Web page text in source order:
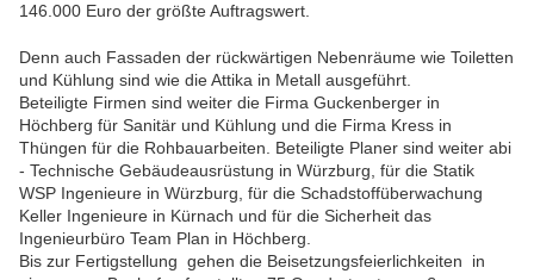
146.000 Euro der größte Auftragswert.
Denn auch Fassaden der rückwärtigen Nebenräume wie Toiletten
und Kühlung sind wie die Attika in Metall ausgeführt.
Beteiligte Firmen sind weiter die Firma Guckenberger in
Höchberg für Sanitär und Kühlung und die Firma Kress in
Thüngen für die Rohbauarbeiten. Beteiligte Planer sind weiter abi
- Technische Gebäudeausrüstung in Würzburg, für die Statik
WSP Ingenieure in Würzburg, für die Schadstoffüberwachung
Keller Ingenieure in Kürnach und für die Sicherheit das
Ingenieurbüro Team Plan in Höchberg.
Bis zur Fertigstellung gehen die Beisetzungsfeierlichkeiten in